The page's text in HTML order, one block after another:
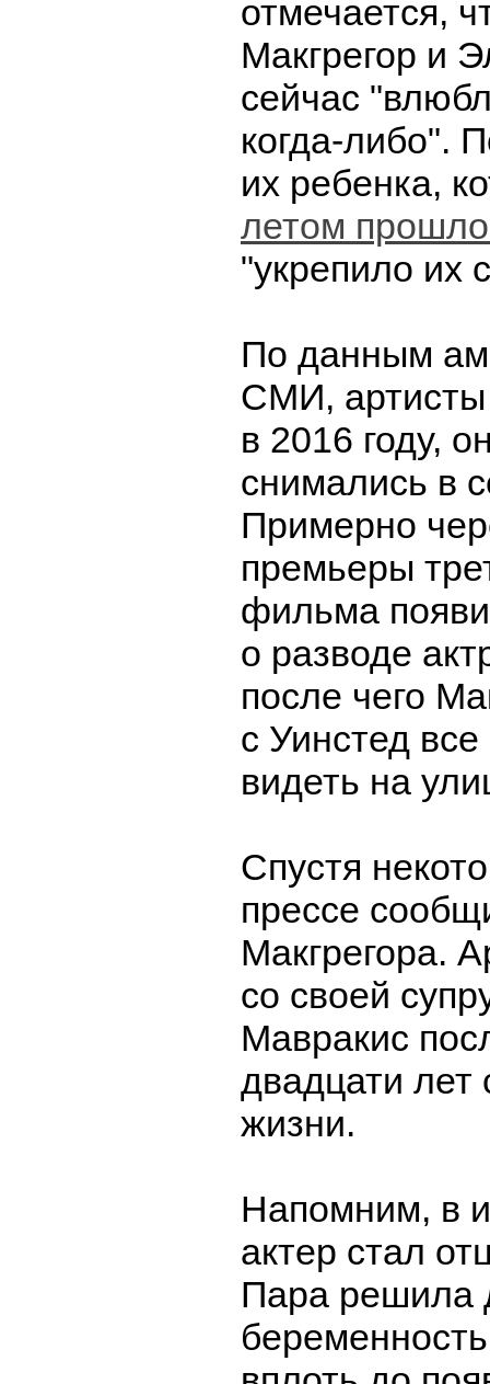
отмечается,
Макгрегор и
сейчас
когда-либо".
их ребенка,
летом
"укрепило их
По данным
СМИ, артисты
в 2016 году,
снимались в
Примерно
премьеры
фильма
о разводе
после чего
с Уинстед
видеть на
Спустя
прессе
Макгрегора.
со своей
Мавракис
двадцати лет
жизни.
Напомним, в
актер стал
Пара решила